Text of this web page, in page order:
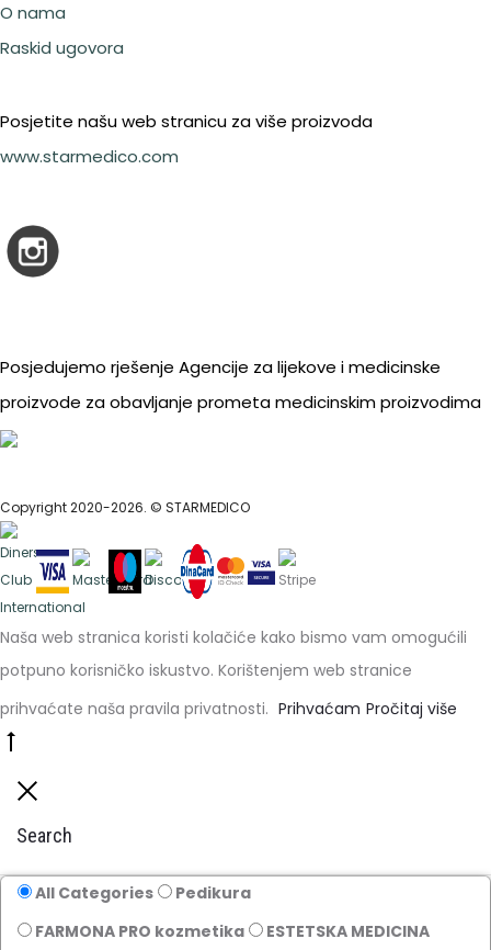
O nama
Raskid ugovora
Posjetite našu web stranicu za više proizvoda
www.starmedico.com
Posjedujemo rješenje Agencije za lijekove i medicinske
proizvode za obavljanje prometa medicinskim proizvodima
Copyright 2020-2026. © STARMEDICO
Naša web stranica koristi kolačiće kako bismo vam omogućili
potpuno korisničko iskustvo. Korištenjem web stranice
prihvaćate naša pravila privatnosti. Prihvaćam Pročitaj više
to
Search
All Categories
Pedikura
FARMONA PRO kozmetika
ESTETSKA MEDICINA